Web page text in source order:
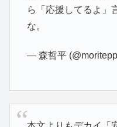
ら「応援してるよ」
な。
— 森哲平